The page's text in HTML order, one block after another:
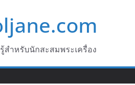
สำหรับนักสะสมพระเครื่อง